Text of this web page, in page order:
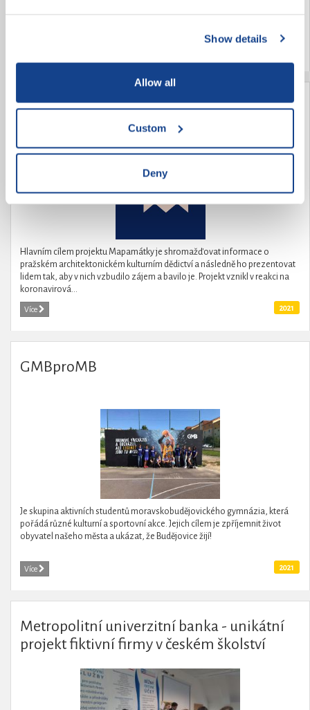
Show details
Allow all
Custom
Deny
Mapamátky
Hlavním cílem projektu Mapamátky je shromažďovat informace o
pražském architektonickém kulturním dědictví a následně ho prezentovat
lidem tak, aby v nich vzbudilo zájem a bavilo je. Projekt vznikl v reakci na
koronavirová...
Více 2021
GMBproMB
Je skupina aktivních studentů moravskobudějovického gymnázia, která
pořádá různé kulturní a sportovní akce. Jejich cílem je zpříjemnit život
obyvatel našeho města a ukázat, že Budějovice žijí!
Více 2021
Metropolitní univerzitní banka - unikátní
projekt fiktivní firmy v českém školství